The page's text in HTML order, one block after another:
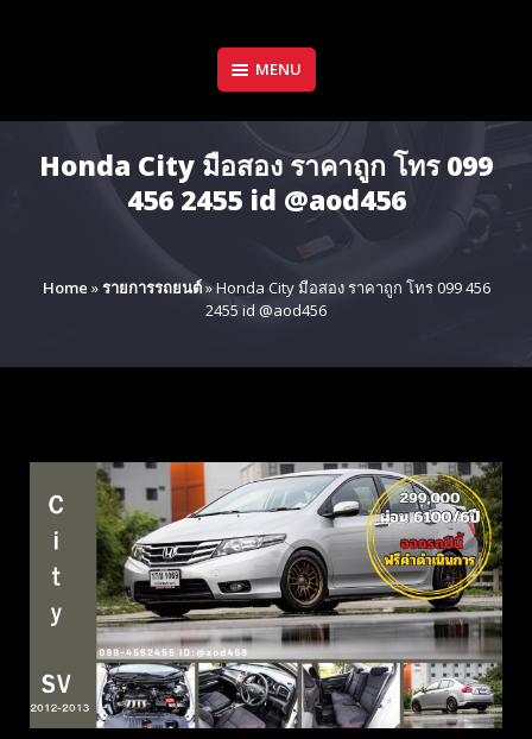
MENU
Honda City มือสอง ราคาถูก โทร 099
456 2455 id @aod456
Home »รายการรถยนต์»Honda City มือสอง ราคาถูก โทร 099 456
2455 id @aod456